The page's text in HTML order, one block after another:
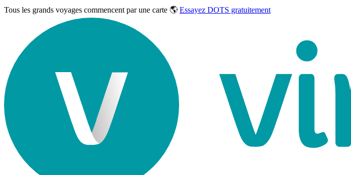
Tous les grands voyages commencent par une carte 🌎 Essayez DOTS gratuitement